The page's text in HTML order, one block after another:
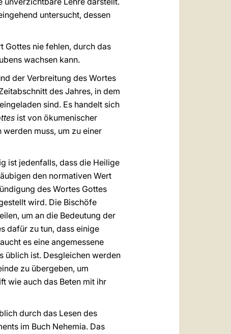
untersucht, dessen
Gottes nie fehlen, durch das
wachsen kann.
der Verbreitung des Wortes
des Jahres, in dem
sind. Es handelt sich
ist von ökumenischer
muss, um zu einer
ist jedenfalls, dass die Heilige
den normativen Wert
des Wortes Gottes
wird. Die Bischöfe
um an die Bedeutung der
dafür zu tun, dass einige
es eine angemessene
üblich ist. Desgleichen werden
zu übergeben, um
wie auch das Beten mit ihr
durch das Lesen des
im Buch Nehemia. Das